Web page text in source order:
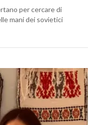
per cercare di
mani dei sovietici